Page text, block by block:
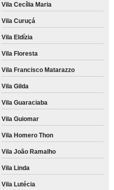
Vila Cecília Maria
Vila Curuçá
Vila Eldízia
Vila Floresta
Vila Francisco Matarazzo
Vila Gilda
Vila Guaraciaba
Vila Guiomar
Vila Homero Thon
Vila João Ramalho
Vila Linda
Vila Lutécia